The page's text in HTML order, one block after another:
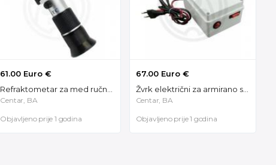
61.00 Euro €
Refraktometar za med ručni 60019
Centar, BA
Objavljeno prije 1 godina
67.00 Euro €
Žvrk električni za armirano saće 70136
Centar, BA
Objavljeno prije 1 godina